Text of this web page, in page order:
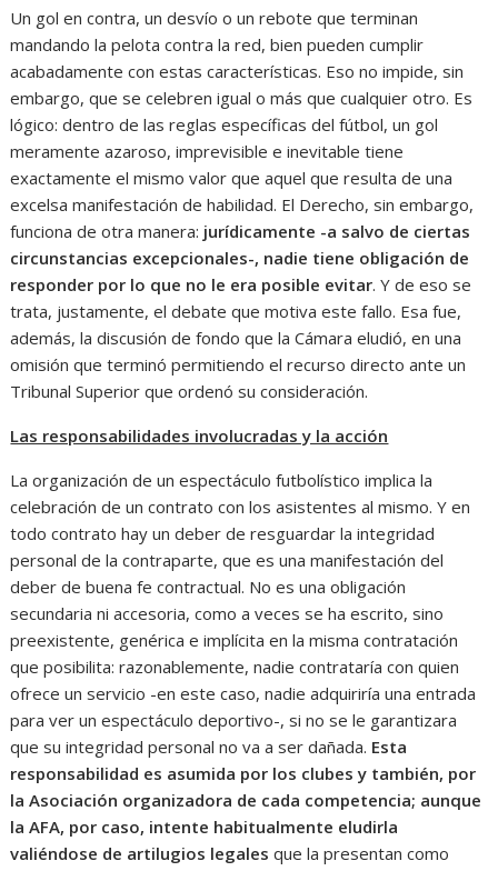
Un gol en contra, un desvío o un rebote que terminan
mandando la pelota contra la red, bien pueden cumplir
acabadamente con estas características. Eso no impide, sin
embargo, que se celebren igual o más que cualquier otro. Es
lógico: dentro de las reglas específicas del fútbol, un gol
meramente azaroso, imprevisible e inevitable tiene
exactamente el mismo valor que aquel que resulta de una
excelsa manifestación de habilidad. El Derecho, sin embargo,
funciona de otra manera: jurídicamente -a salvo de ciertas
circunstancias excepcionales-, nadie tiene obligación de
responder por lo que no le era posible evitar. Y de eso se
trata, justamente, el debate que motiva este fallo. Esa fue,
además, la discusión de fondo que la Cámara eludió, en una
omisión que terminó permitiendo el recurso directo ante un
Tribunal Superior que ordenó su consideración.
Las responsabilidades involucradas y la acción
La organización de un espectáculo futbolístico implica la
celebración de un contrato con los asistentes al mismo. Y en
todo contrato hay un deber de resguardar la integridad
personal de la contraparte, que es una manifestación del
deber de buena fe contractual. No es una obligación
secundaria ni accesoria, como a veces se ha escrito, sino
preexistente, genérica e implícita en la misma contratación
que posibilita: razonablemente, nadie contrataría con quien
ofrece un servicio -en este caso, nadie adquiriría una entrada
para ver un espectáculo deportivo-, si no se le garantizara
que su integridad personal no va a ser dañada. Esta
responsabilidad es asumida por los clubes y también, por
la Asociación organizadora de cada competencia; aunque
la AFA, por caso, intente habitualmente eludirla
valiéndose de artilugios legalesque la presentan como